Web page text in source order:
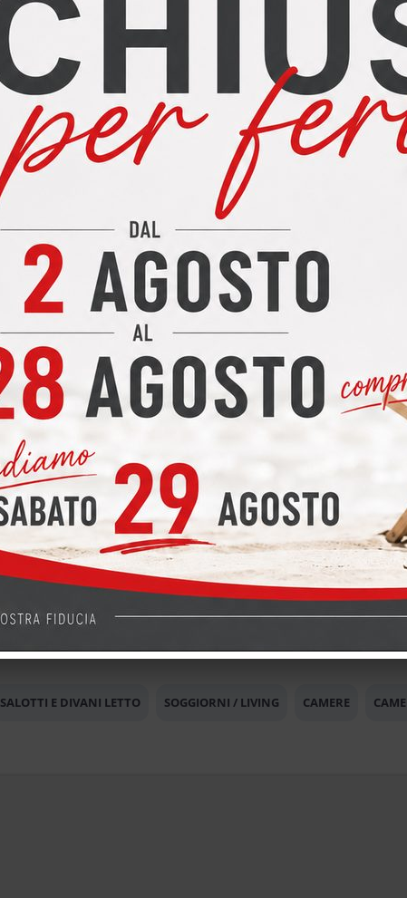
Le offertenon sono vincolanti
: è sempre
l'arredamento secondo i propri gusti e necessità.
mantenendo lastessa proporzione di promozione
PEREGO ARREDAMENTI
Arrediamo dal 1949 con professionalità e
Via Nazionale 37 – Calco (LC)
Email:info@peregoarredamenti.it
Tel:039 677 2778
WhatsApp:
380 6539 593
Leggi cosa dicono di noi: le recensioni dei
4.8★ ★★★★
La promo Materasso Altrenotti Biorest
« Torna
SALOTTI E DIVANI LETTO SOGGIORNI / LIVING CAMERE